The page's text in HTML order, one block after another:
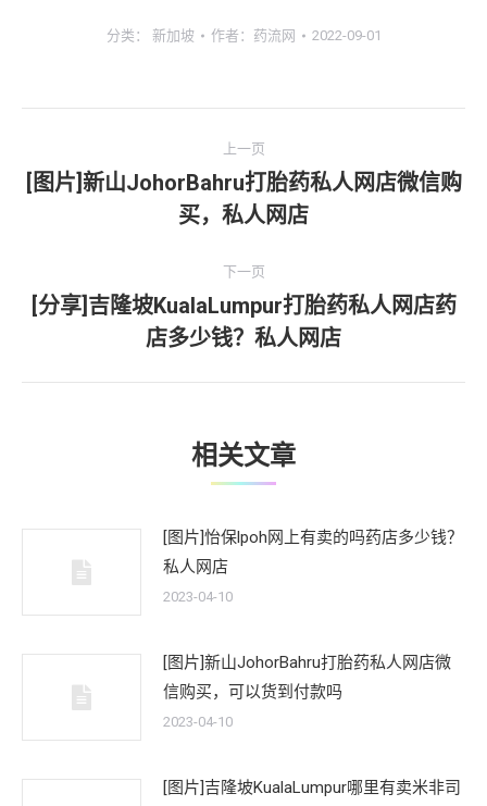
分类： 新加坡 作者： 药流网 2022-09-01
章
上一页
上
一
[图片]新山JohorBahru打胎药私人网店微信购
买，私人网店
下一页
下
一
文
[分享]吉隆坡KualaLumpur打胎药私人网店药
店多少钱？私人网店
相关文章
[图片]怡保lpoh网上有卖的吗药店多少钱？
私人网店
2023-04-10
[图片]新山JohorBahru打胎药私人网店微
信购买，可以货到付款吗
2023-04-10
[图片]吉隆坡KualaLumpur哪里有卖米非司